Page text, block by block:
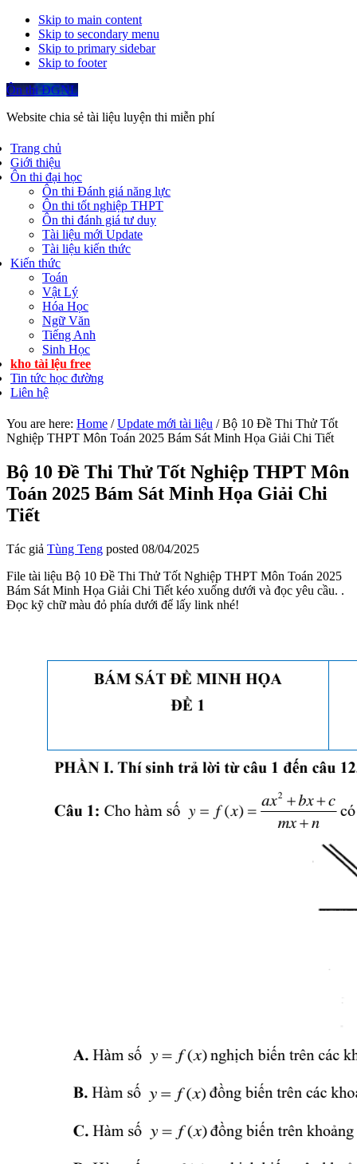
Skip to main content
Skip to secondary menu
Skip to primary sidebar
Skip to footer
Ôn thi ĐGNL
Website chia sẻ tài liệu luyện thi miễn phí
Trang chủ
Giới thiệu
Ôn thi đại học
Ôn thi Đánh giá năng lực
Ôn thi tốt nghiệp THPT
Ôn thi đánh giá tư duy
Tài liệu mới Update
Tài liệu kiến thức
Kiến thức
Toán
Vật Lý
Hóa Học
Ngữ Văn
Tiếng Anh
Sinh Học
kho tài lệu free
Tin tức học đường
Liên hệ
You are here: Home / Update mới tài liệu /Bộ 10 Đề Thi Thử Tốt
Nghiệp THPT Môn Toán 2025 Bám Sát Minh Họa Giải Chi Tiết
Bộ 10 Đề Thi Thử Tốt Nghiệp THPT Môn
Toán 2025 Bám Sát Minh Họa Giải Chi
Tiết
Tác giả Tùng Teng posted 08/04/2025
File tài liệu Bộ 10 Đề Thi Thử Tốt Nghiệp THPT Môn Toán 2025
Bám Sát Minh Họa Giải Chi Tiết kéo xuống dưới và đọc yêu cầu. .
Đọc kỹ chữ màu đỏ phía dưới để lấy link nhé!